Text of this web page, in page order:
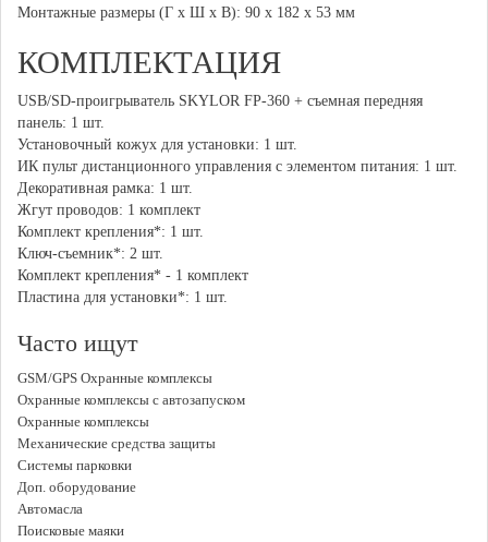
Монтажные размеры (Г х Ш х В): 90 х 182 х 53 мм
КОМПЛЕКТАЦИЯ
USB/SD-проигрыватель SKYLOR FP-360 + съемная передняя
панель: 1 шт.
Установочный кожух для установки: 1 шт.
ИК пульт дистанционного управления с элементом питания: 1 шт.
Декоративная рамка: 1 шт.
Жгут проводов: 1 комплект
Комплект крепления*: 1 шт.
Ключ-съемник*: 2 шт.
Комплект крепления* - 1 комплект
Пластина для установки*: 1 шт.
Часто ищут
GSM/GPS Охранные комплексы
Охранные комплексы с автозапуском
Охранные комплексы
Механические средства защиты
Системы парковки
Доп. оборудование
Автомасла
Поисковые маяки